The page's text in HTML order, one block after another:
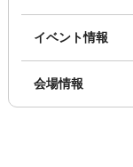
イベント情報
会場情報